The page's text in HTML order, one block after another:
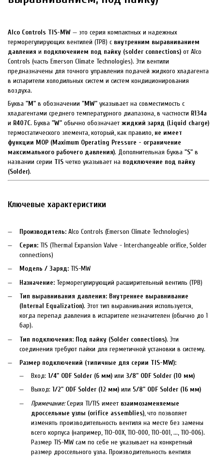
Alco Controls TIS-MW — это серия компактных и надежных
терморегулирующих вентилей (ТРВ) с внутренним выравниванием
давления и подключением под пайку (solder connections) от Alco
Controls (часть Emerson Climate Technologies). Эти вентили
предназначены для точного управления подачей жидкого хладагента
в испарители холодильных систем и систем кондиционирования
воздуха.
Буква "M" в обозначении "MW" указывает на совместимость с
хладагентами среднего температурного диапазона, в частности R134a
и R407C. Буква "W" обычно обозначает жидкий заряд (Liquid charge)
термостатического элемента, который, как правило, не имеет
функции MOP (Maximum Operating Pressure - ограничение
максимального рабочего давления). Дополнительная буква "S" в
названии серии TIS четко указывает на подключение под пайку
(Solder).
Ключевые характеристики
Производитель: Alco Controls (Emerson Climate Technologies)
Серия: TIS (Thermal Expansion Valve - Interchangeable orifice, Solder
connections)
Модель / Заряд: TIS-MW
Назначение: Терморегулирующий расширительный вентиль (ТРВ)
Тип выравнивания давления: Внутреннее выравнивание
(Internal Equalization). Этот тип выравнивания используется,
когда перепад давления в испарителе незначителен (обычно до 1
бар).
Тип подключения: Под пайку (Solder connections). Эти
соединения требуют пайки для герметичной установки в систему.
Размер подключений (типичные для серии TIS-MW):
Вход: 1/4" ODF Solder (6 мм) или 3/8" ODF Solder (10 мм)
Выход: 1/2" ODF Solder (12 мм) или 5/8" ODF Solder (16 мм)
Примечание:Серия TI/TIS имеет взаимозаменяемые
дроссельные узлы (orifice assemblies), что позволяет
изменять производительность вентиля на месте без замены
всего корпуса (например, TIO-00X, TIO-000, TIO-001, ..., TIO-006).
Размер TIS-MW сам по себе не указывает на конкретный
размер дроссельного узла. Производительность вентиля